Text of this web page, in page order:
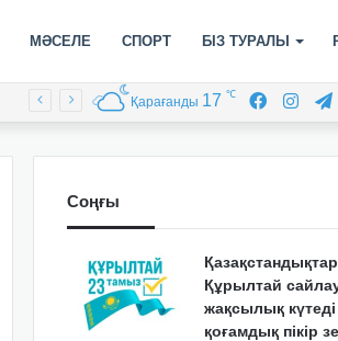
МӘСЕЛЕ СПОРТ БІЗ ТУРАЛЫ
Facebook
Қарағанды 17 ℃
Соңғы
Қазақстандықтар
Құрылтай
жақсылық
қоғамдық пікір